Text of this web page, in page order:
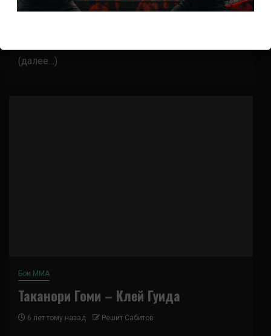
Клей Гуида – Бобби Грин
(далее…)
Бои ММА
Таканори Гоми – Клей Гуида
6 лет тому назад Решит Сабитов